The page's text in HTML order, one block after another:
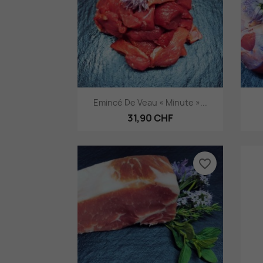
 Aperçu rapide
Emincé De Veau « Minute »...
31,90 CHF
favorite_border